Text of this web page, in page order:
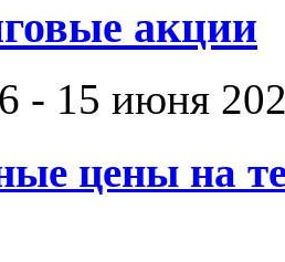
акции
- 15 июня
цены на